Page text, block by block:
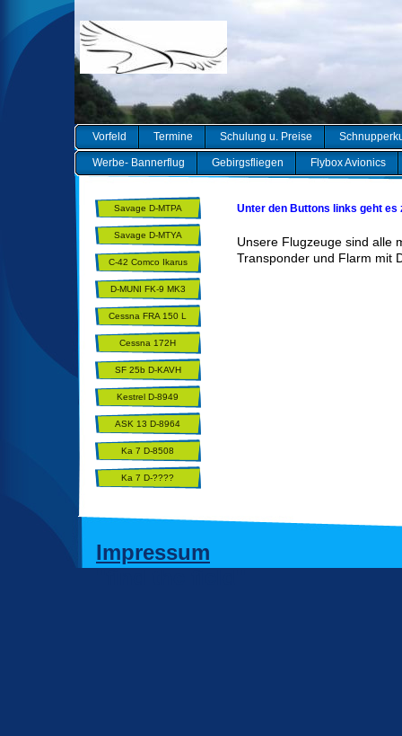
Vorfeld Termine Schulung u. Preise
Werbe- Bannerflug Gebirgsfliegen Flybox Avionics
Savage D-MTPA
Savage D-MTYA
C-42 Comco Ikarus
D-MUNI FK-9 MK3
Utility
Cessna FRA 150 L
AEROBAT
Cessna 172H
SF 25b D-KAVH
Kestrel D-8949
ASK 13 D-8964
Ka 7 D-8508
Ka 7 D-????
Unter den Buttons links geht es
Unsere Flugzeuge sind alle
Transponder und Flarm mit
Impressum